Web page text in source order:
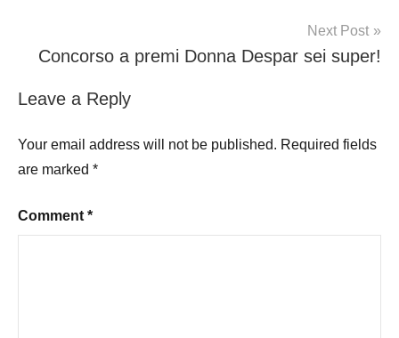
Next Post
Concorso a premi Donna Despar sei super!
Leave a Reply
Your email address will not be published. Required fields
are marked *
Comment *